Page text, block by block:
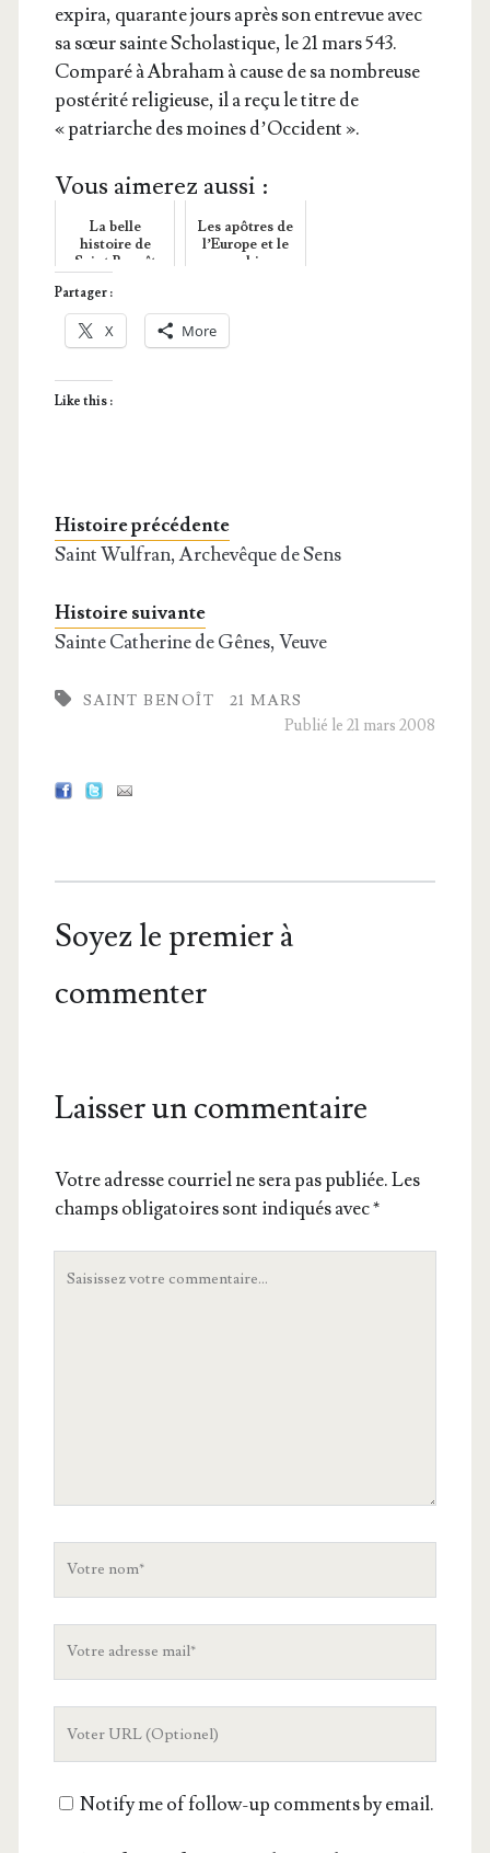
expi­ra, qua­rante jours après son entre­vue avec
sa sœur sainte Scho­las­tique, le 21 mars 543.
Com­pa­ré à Abra­ham à cause de sa nom­breuse
pos­té­ri­té reli­gieuse, il a reçu le titre de
« patriarche des moines d’Occident ».
Vous aimerez aussi :
La belle
histoire de
Saint Benoît
Les apôtres de
l’Europe et le
monachisme.
Partager :
X More
Like this :
Histoire précédente
Saint Wulfran, Archevêque de Sens
Histoire suivante
Sainte Catherine de Gênes, Veuve
SAINT BENOÎT
21 MARS
Publié le 21 mars 2008
Soyez le premier à
commenter
Laisser un commentaire
Votre adresse courriel ne sera pas publiée.Les
champs obligatoires sont indiqués avec*
siteNotify me of follow-up comments by email.